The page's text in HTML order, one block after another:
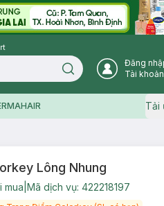
Search icon
Đăng
Tài khoản
Tải
Lông Nhung
Icon
mua Mã dịch vụ: 422218197